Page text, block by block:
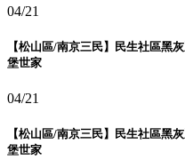
04/21
【松山區/南京三民】民生社區黑
堡世家
04/21
【松山區/南京三民】民生社區黑
堡世家